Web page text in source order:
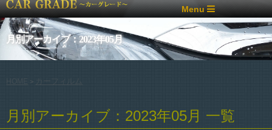
Menu
月別アーカイブ：2023年05月
> カーフィルム
月別アーカイブ：2023年05月 一覧